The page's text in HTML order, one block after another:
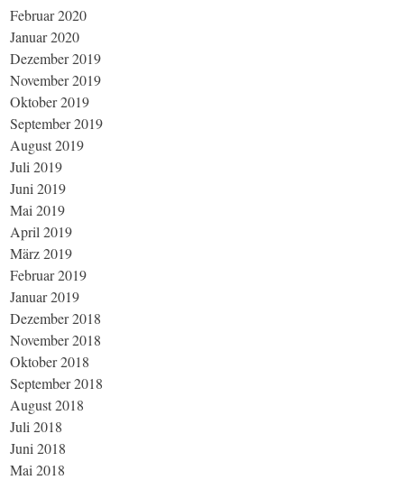
Februar 2020
Januar 2020
Dezember 2019
November 2019
Oktober 2019
September 2019
August 2019
Juli 2019
Juni 2019
Mai 2019
April 2019
März 2019
Februar 2019
Januar 2019
Dezember 2018
November 2018
Oktober 2018
September 2018
August 2018
Juli 2018
Juni 2018
Mai 2018